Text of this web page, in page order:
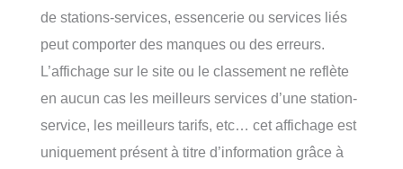
de stations-services, essencerie ou services liés
peut comporter des manques ou des erreurs.
L’affichage sur le site ou le classement ne reflète
en aucun cas les meilleurs services d’une station-
service, les meilleurs tarifs, etc… cet affichage est
uniquement présent à titre d’information grâce à